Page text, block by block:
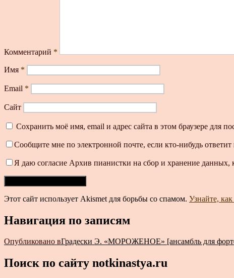
Комментарий *
Имя *
Email *
Сайт
Сохранить моё имя, email и адрес сайта в этом браузере для
Сообщите мне по электронной почте, если кто-нибудь
Я даю согласие Архив пианистки на сбор и хранение данных,
Этот сайт использует Akismet для борьбы со спамом. Узнайте,
Навигация по записям
Опубликовано вГрадески Э. «МОРОЖЕНОЕ» [ансамбль для
Поиск по сайту notkinastya.ru